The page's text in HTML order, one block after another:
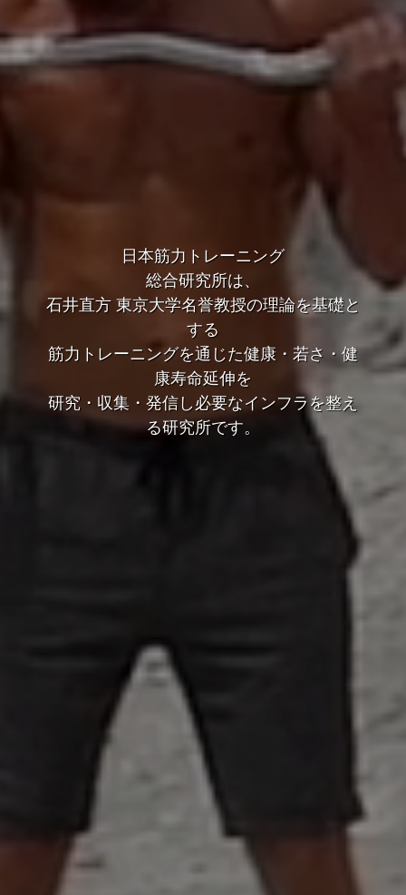
日本筋力トレーニング
総合研究所は、
石井直方 東京大学名誉教授の理論を基礎と
する
筋力トレーニングを通じた健康・若さ・健
康寿命延伸を
研究・収集・発信し必要なインフラを整え
る研究所です。